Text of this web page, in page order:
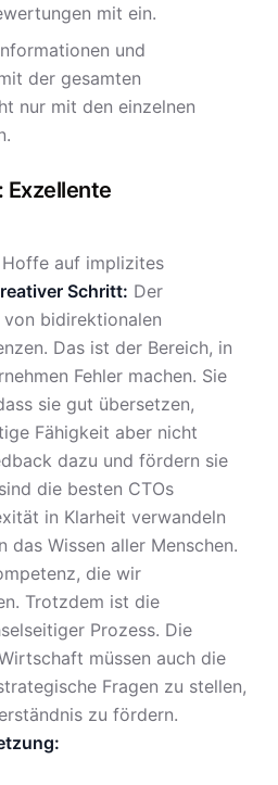
mit ein.
und
der gesamten
nur mit den einzelnen
Exzellente
Hoffe auf implizites
Schritt: Der
bidirektionalen
Das ist der Bereich, in
Fehler machen. Sie
sie gut übersetzen,
Fähigkeit aber nicht
dazu und fördern sie
die besten CTOs
in Klarheit verwandeln
das Wissen aller Menschen.
die wir
Trotzdem ist die
Prozess. Die
müssen auch die
Fragen zu stellen,
zu fördern.